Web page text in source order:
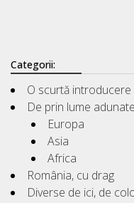
Categorii:
O scurtă introducere
De prin lume adunate
Europa
Asia
Africa
România, cu drag
Diverse de ici, de